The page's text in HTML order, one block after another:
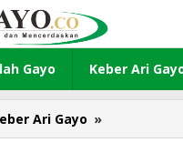
Gayo Keber Ari
Ari Gayo »
Takengon